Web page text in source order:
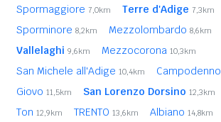
Spormaggiore 7,0km Terre d'Adige 7,3km
Sporminore 8,2km Mezzolombardo 8,6km
Vallelaghi 9,6km Mezzocorona 10,3km
San Michele all'Adige 10,4km Campodenno
Giovo 11,5km San Lorenzo Dorsino 12,3km
Ton 12,9km TRENTO 13,6km Albiano 14,8km